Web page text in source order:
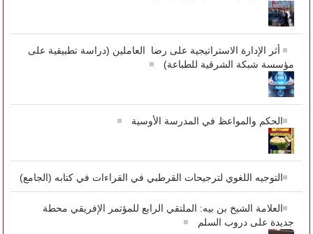
أثر الإدارة الاستراتيجية على رضا العاملين (دراسة تطبيقية على
مؤسسة شبكة الشرقية للطباعة)
الحكم والمواعظ في المدرسة الأوسية
التوجيه اللغوي لترجيحات القرطبي في القراءات في كتابه (الجامع)
العلامة الشيخ بن بيه: الملتقي الرابع للمؤتمر الإفريقي محطة
جديدة على دروب السلم